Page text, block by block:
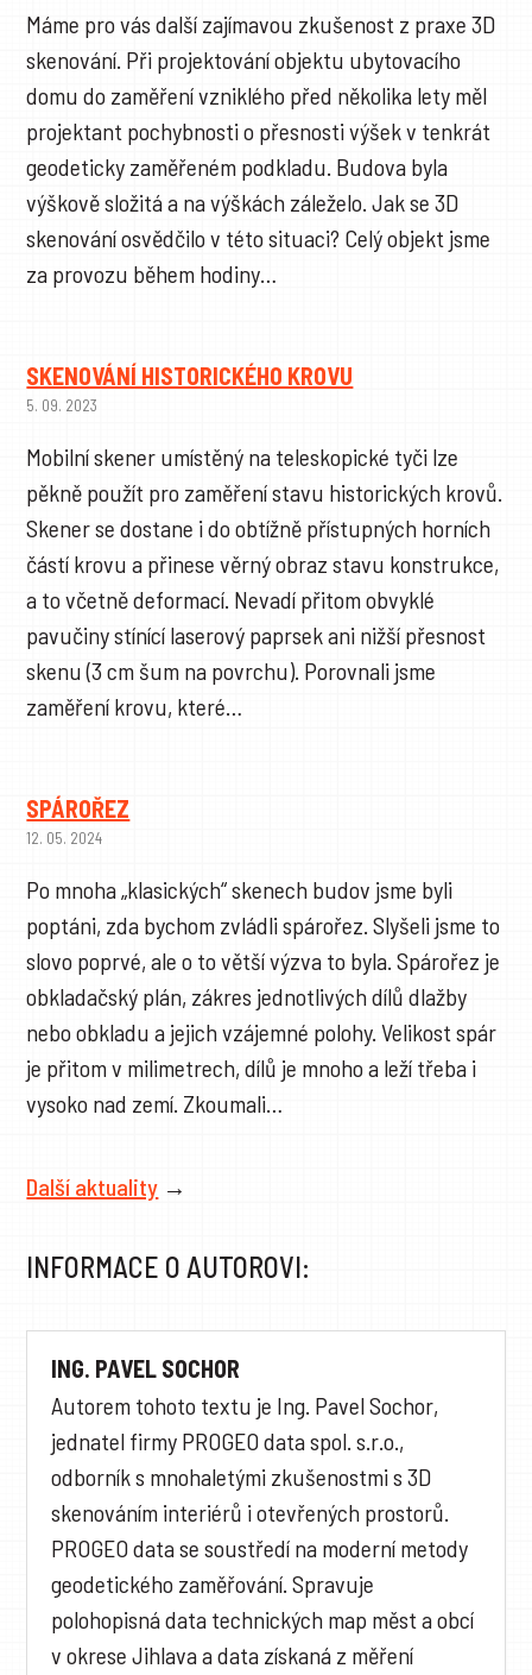
Máme pro vás další zajímavou zkušenost z praxe 3D
skenování. Při projektování objektu ubytovacího
domu do zaměření vzniklého před několika lety měl
projektant pochybnosti o přesnosti výšek v tenkrát
geodeticky zaměřeném podkladu. Budova byla
výškově složitá a na výškách záleželo. Jak se 3D
skenování osvědčilo v této situaci? Celý objekt jsme
za provozu během hodiny…
SKENOVÁNÍ HISTORICKÉHO KROVU
5. 09. 2023
Mobilní skener umístěný na teleskopické tyči lze
pěkně použít pro zaměření stavu historických krovů.
Skener se dostane i do obtížně přístupných horních
částí krovu a přinese věrný obraz stavu konstrukce,
a to včetně deformací. Nevadí přitom obvyklé
pavučiny stínící laserový paprsek ani nižší přesnost
skenu (3 cm šum na povrchu). Porovnali jsme
zaměření krovu, které…
SPÁROŘEZ
12. 05. 2024
Po mnoha „klasických“ skenech budov jsme byli
poptáni, zda bychom zvládli spárořez. Slyšeli jsme to
slovo poprvé, ale o to větší výzva to byla. Spárořez je
obkladačský plán, zákres jednotlivých dílů dlažby
nebo obkladu a jejich vzájemné polohy. Velikost spár
je přitom v milimetrech, dílů je mnoho a leží třeba i
vysoko nad zemí. Zkoumali…
Další aktuality →
INFORMACE O AUTOROVI:
ING. PAVEL SOCHOR
Autorem tohoto textu je Ing. Pavel Sochor,
jednatel firmy PROGEO data spol. s.r.o.,
odborník s mnohaletými zkušenostmi s 3D
skenováním interiérů i otevřených prostorů.
PROGEO data se soustředí na moderní metody
geodetického zaměřování. Spravuje
polohopisná data technických map měst a obcí
v okrese Jihlava a data získaná z měření